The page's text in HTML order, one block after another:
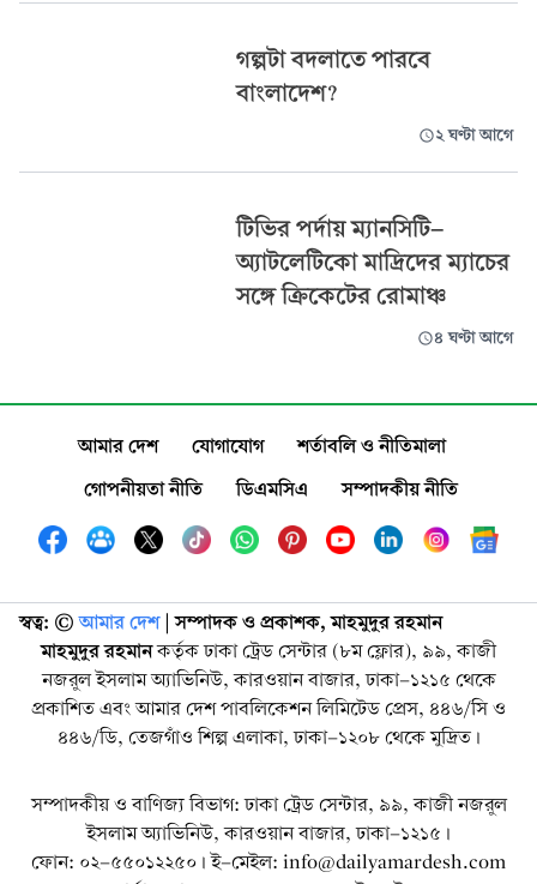
গল্পটা বদলাতে পারবে
বাংলাদেশ?
২ ঘণ্টা আগে
টিভির পর্দায় ম্যানসিটি-
অ্যাটলেটিকো মাদ্রিদের ম্যাচের
সঙ্গে ক্রিকেটের রোমাঞ্চ
৪ ঘণ্টা আগে
আমার দেশ যোগাযোগ
শর্তাবলি ও নীতিমালা
গোপনীয়তা নীতি
ডিএমসিএ সম্পাদকীয় নীতি
স্বত্ব: ©️ আমার দেশ| সম্পাদক ও প্রকাশক, মাহমুদুর রহমান
মাহমুদুর রহমানকর্তৃক ঢাকা ট্রেড সেন্টার (৮ম ফ্লোর), ৯৯, কাজী
নজরুল ইসলাম অ্যাভিনিউ, কারওয়ান বাজার, ঢাকা-১২১৫ থেকে
প্রকাশিত এবং আমার দেশ পাবলিকেশন লিমিটেড প্রেস, ৪৪৬/সি ও
৪৪৬/ডি, তেজগাঁও শিল্প এলাকা, ঢাকা-১২০৮ থেকে মুদ্রিত।
সম্পাদকীয় ও বাণিজ্য বিভাগ: ঢাকা ট্রেড সেন্টার, ৯৯, কাজী নজরুল
ইসলাম অ্যাভিনিউ, কারওয়ান বাজার, ঢাকা-১২১৫।
ফোন: ০২-৫৫০১২২৫০। ই-মেইল: info@dailyamardesh.com